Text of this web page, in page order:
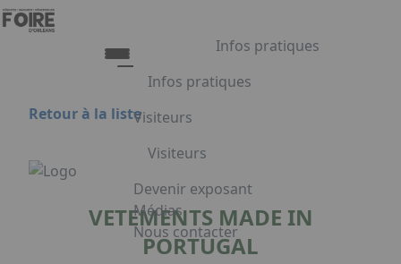
Aller au contenu principal
Infos pratiques
Infos pratiques
Tarifs et Horaires
Restauration
FAQ
Visiteurs
Visiteurs
Liste exposants
Plan du salon
Programme
Embarquement pour Venise
Devenir exposant
Médias
Nous contacter
Appuyez sur Entrée pour ouvrir le
Retour à la liste
VETEMENTS MADE IN
PORTUGAL
Panneau de gestion des cookies